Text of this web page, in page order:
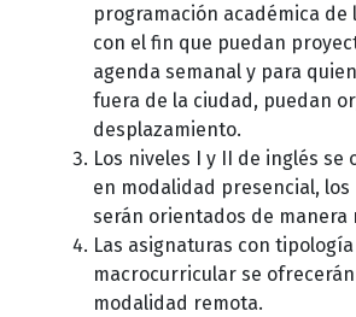
programación académica de
con el fin que puedan
agenda semanal y para
fuera de la ciudad, puedan
desplazamiento.
Los niveles I y II de inglés se
en modalidad presencial,
serán orientados de manera
Las asignaturas con tipología
macrocurricular se
modalidad remota.